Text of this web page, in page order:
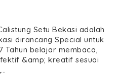
Setu Bekasi adalah
dirancang Special untuk
Tahun belajar membaca,
&amp; kreatif sesuai